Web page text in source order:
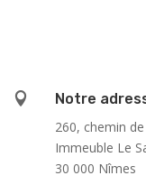

Notre
260, chemin
Immeuble Le
30 000 Nîmes